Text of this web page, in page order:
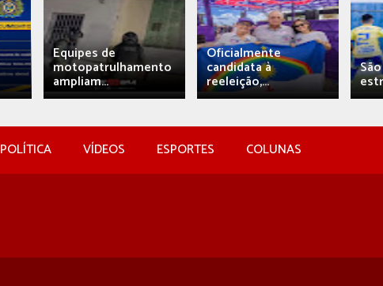
Equipes de
motopatrulhamento
ampliam...
Oficialmente
candidata à
reeleição,...
POLÍTICA VÍDEOS ESPORTES COLUNAS